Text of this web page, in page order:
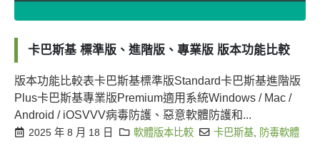
卡巴斯基 標準版、進階版、專業版 版本功能比較
版本功能比較表卡巴斯基標準版Standard卡巴斯基進階版
Plus卡巴斯基專業版Premium適用系統Windows / Mac /
Android / iOSVVV病毒防護、惡意軟體防護和...
2025 年 8 月 18 日 軟體版本比較 卡巴斯基, 防毒軟體